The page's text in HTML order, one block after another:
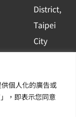
個人化的廣告或
，即表示您同意
District,
Taipei
City
News | Get
the latest